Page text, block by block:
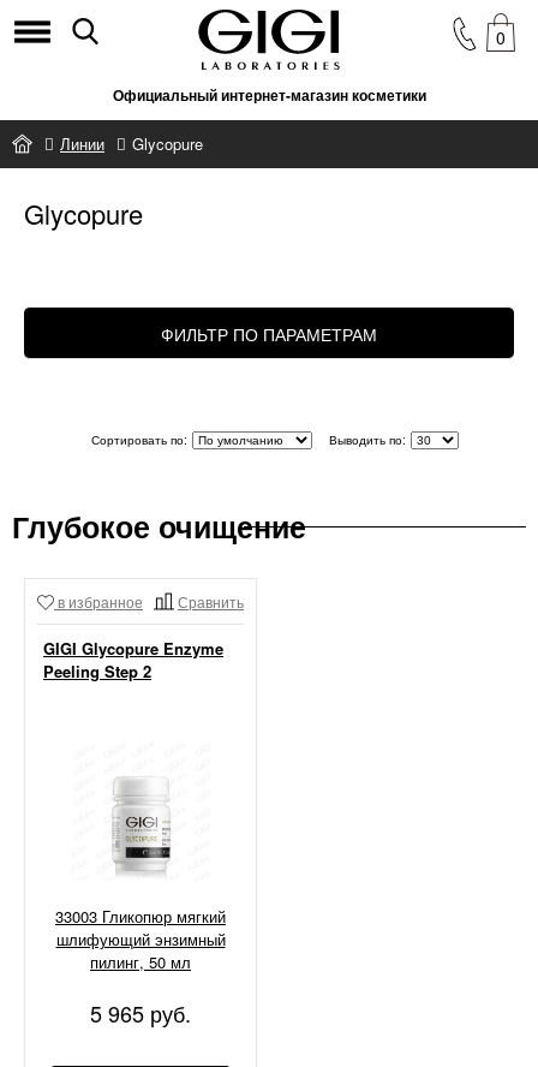
Официальный интернет-магазин косметики
0
Линии Glycopure
ФИЛЬТР ПО ПАРАМЕТРАМ
Glycopure
Сортировать по: Выводить по:
Глубокое очищение
в избранное Сравнить
GIGI Glycopure Enzyme
Peeling Step 2
33003 Гликопюр мягкий
шлифующий энзимный
пилинг, 50 мл
5 965 руб.